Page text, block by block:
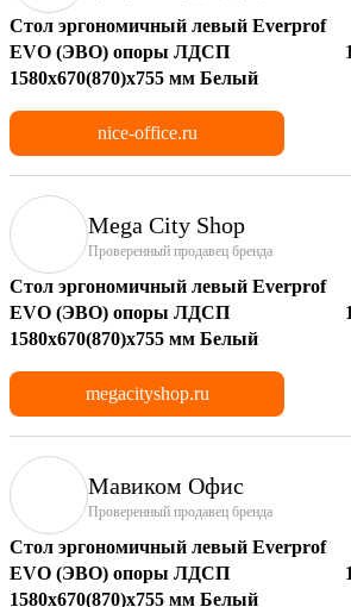
Стол эргономичный левый Everprof
EVO (ЭВО) опоры ЛДСП
1580х670(870)x755 мм Белый
nice-office.ru
Mega City Shop
Проверенный продавец бренда
Стол эргономичный левый Everprof
EVO (ЭВО) опоры ЛДСП
1580х670(870)x755 мм Белый
megacityshop.ru
Мавиком Офис
Проверенный продавец бренда
Стол эргономичный левый Everprof
EVO (ЭВО) опоры ЛДСП
1580х670(870)x755 мм Белый